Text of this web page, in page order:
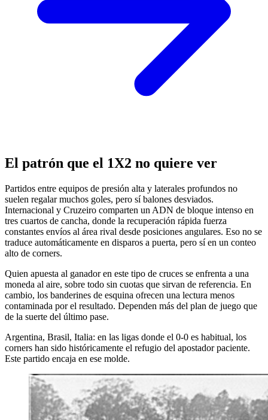
El patrón que el 1X2 no quiere ver
Partidos entre equipos de presión alta y laterales profundos no
suelen regalar muchos goles, pero sí balones desviados.
Internacional y Cruzeiro comparten un ADN de bloque intenso en
tres cuartos de cancha, donde la recuperación rápida fuerza
constantes envíos al área rival desde posiciones angulares. Eso no se
traduce automáticamente en disparos a puerta, pero sí en un conteo
alto de corners.
Quien apuesta al ganador en este tipo de cruces se enfrenta a una
moneda al aire, sobre todo sin cuotas que sirvan de referencia. En
cambio, los banderines de esquina ofrecen una lectura menos
contaminada por el resultado. Dependen más del plan de juego que
de la suerte del último pase.
Argentina, Brasil, Italia: en las ligas donde el 0-0 es habitual, los
corners han sido históricamente el refugio del apostador paciente.
Este partido encaja en ese molde.